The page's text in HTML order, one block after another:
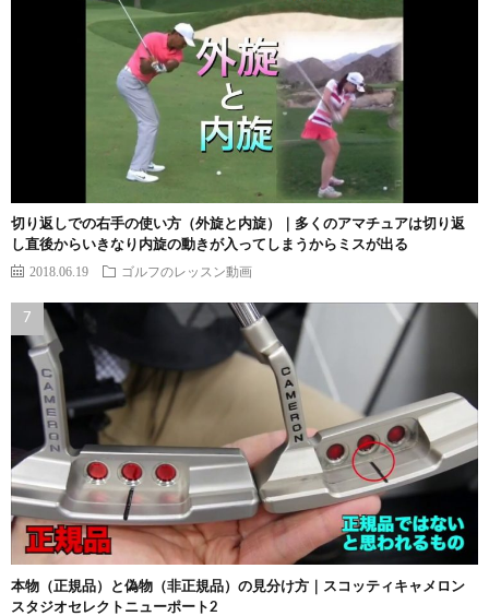
切り返しでの右手の使い方（外旋と内旋）｜多くのアマチュアは切り返
し直後からいきなり内旋の動きが入ってしまうからミスが出る
2018.06.19 ゴルフのレッスン動画
本物（正規品）と偽物（非正規品）の見分け方｜スコッティキャメロン
スタジオセレクトニューポート2